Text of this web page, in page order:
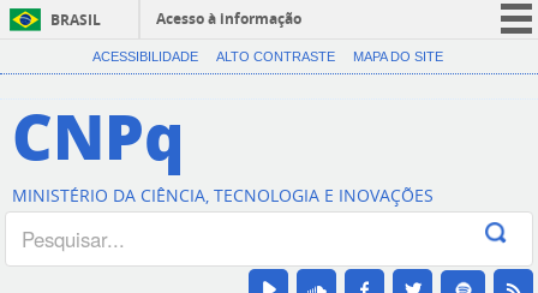
BRASIL
Acesso à informação
CORONAVÍRUS (COVID-19)
Canais
ACESSIBILIDADE ALTO CONTRASTE MAPA DO SITE
CNPq
MINISTÉRIO DA CIÊNCIA, TECNOLOGIA E INOVAÇÕES